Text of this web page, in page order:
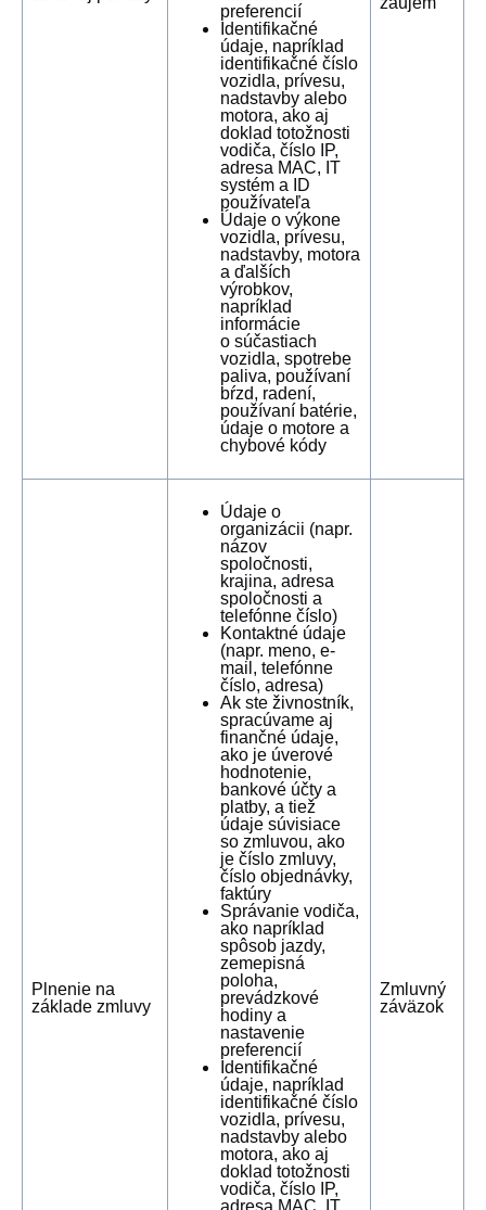
preferencií
Identifikačné
údaje, napríklad
identifikačné číslo
vozidla, prívesu,
nadstavby alebo
motora, ako aj
doklad totožnosti
vodiča, číslo IP,
adresa MAC, IT
systém a ID
používateľa
Údaje o výkone
vozidla, prívesu,
nadstavby, motora
a ďalších
výrobkov,
napríklad
informácie
o súčastiach
vozidla, spotrebe
paliva, používaní
bŕzd, radení,
používaní batérie,
údaje o motore a
chybové kódy
Plnenie na
základe zmluvy
Údaje o
organizácii (napr.
názov
spoločnosti,
krajina, adresa
spoločnosti a
telefónne číslo)
Kontaktné údaje
(napr. meno, e-
mail, telefónne
číslo, adresa)
Ak ste živnostník,
spracúvame aj
finančné údaje,
ako je úverové
hodnotenie,
bankové účty a
platby, a tiež
údaje súvisiace
so zmluvou, ako
je číslo zmluvy,
číslo objednávky,
faktúry
Správanie vodiča,
ako napríklad
spôsob jazdy,
zemepisná
poloha,
prevádzkové
hodiny a
nastavenie
preferencií
Identifikačné
údaje, napríklad
identifikačné číslo
vozidla, prívesu,
nadstavby alebo
motora, ako aj
doklad totožnosti
vodiča, číslo IP,
adresa MAC, IT
Zmluvný
záväzok